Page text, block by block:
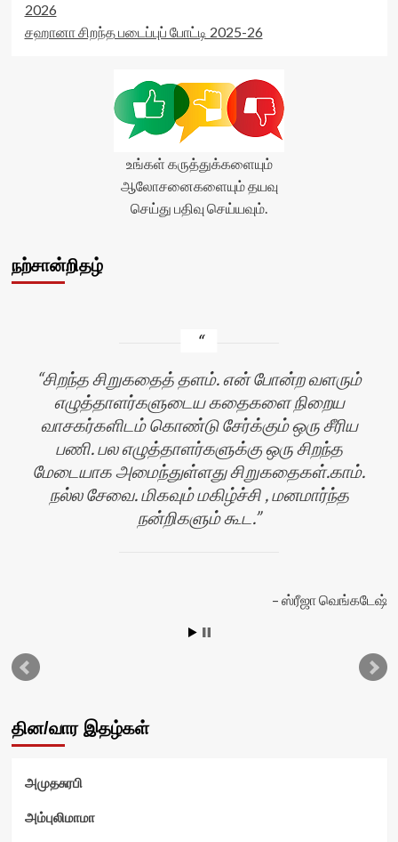
2026
சஹானா சிறந்த படைப்புப் போட்டி 2025-26
உங்கள் கருத்துக்களையும்
ஆலோசனைகளையும் தயவு
செய்து பதிவு செய்யவும்.
நற்சான்றிதழ்
சிறந்த சிறுகதைத் தளம். என் போன்ற வளரும்
எழுத்தாளர்களுடைய கதைகளை நிறைய
வாசகர்களிடம் கொண்டு சேர்க்கும் ஒரு சீரிய
பணி. பல எழுத்தாளர்களுக்கு ஒரு சிறந்த
மேடையாக அமைந்துள்ளது சிறுகதைகள்.காம்.
நல்ல சேவை. மிகவும் மகிழ்ச்சி , மனமார்ந்த
நன்றிகளும் கூட.
ஸ்ரீஜா வெங்கடேஷ்
தின/வார இதழ்கள்
அமுதசுரபி
அம்புலிமாமா